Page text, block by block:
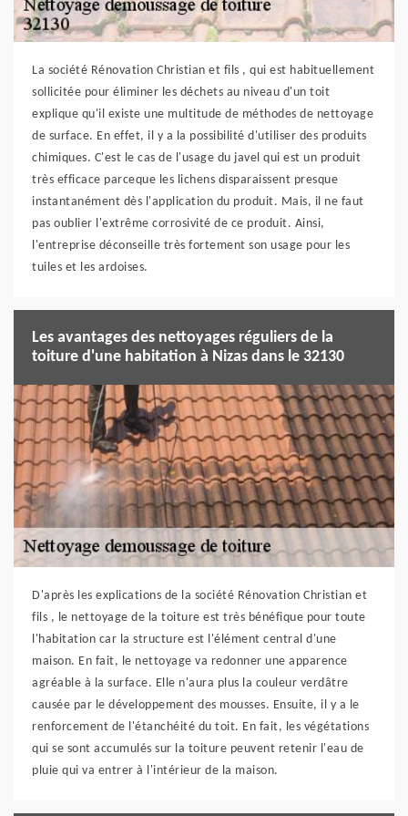
La société Rénovation Christian et fils , qui est habituellement
sollicitée pour éliminer les déchets au niveau d'un toit
explique qu'il existe une multitude de méthodes de nettoyage
de surface. En effet, il y a la possibilité d'utiliser des produits
chimiques. C'est le cas de l'usage du javel qui est un produit
très efficace parceque les lichens disparaissent presque
instantanément dès l'application du produit. Mais, il ne faut
pas oublier l'extrême corrosivité de ce produit. Ainsi,
l'entreprise déconseille très fortement son usage pour les
tuiles et les ardoises.
Les avantages des nettoyages réguliers de la
toiture d'une habitation à Nizas dans le 32130
D'après les explications de la société Rénovation Christian et
fils , le nettoyage de la toiture est très bénéfique pour toute
l'habitation car la structure est l'élément central d'une
maison. En fait, le nettoyage va redonner une apparence
agréable à la surface. Elle n'aura plus la couleur verdâtre
causée par le développement des mousses. Ensuite, il y a le
renforcement de l'étanchéité du toit. En fait, les végétations
qui se sont accumulés sur la toiture peuvent retenir l'eau de
pluie qui va entrer à l'intérieur de la maison.